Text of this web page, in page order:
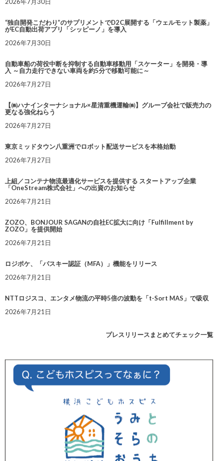
2026年7月30日
“独自開発こだわり”のサプリメントでD2C展開する「ウェルモット製薬」
がEC自動出荷アプリ「シッピーノ」を導入
2026年7月30日
自動車船の荷役中断を抑制する自動車移動用「スケーター」を開発・導
入 ～自力走行できない車両を約5分で移動可能に～
2026年7月27日
【㈱ハナインターナショナル×星清重機運輸㈱】グループ会社で販売力の
更なる強化ねらう
2026年7月27日
東京ミッドタウン八重洲でロボット配送サービスを本格始動
2026年7月27日
上組／コンテナ物流最適化サービスを提供する スタートアップ企業
「OneStream株式会社」への出資のお知らせ
2026年7月21日
ZOZO、BONJOUR SAGANの自社EC拡大に向け「Fulfillment by
ZOZO」を提供開始
2026年7月21日
ロジポケ、「パスキー認証（MFA）」機能をリリース
2026年7月21日
NTTロジスコ、エンタメ物流の平時5倍の波動を「t-Sort MAS」で吸収
2026年7月21日
プレスリリースまとめてチェック一覧